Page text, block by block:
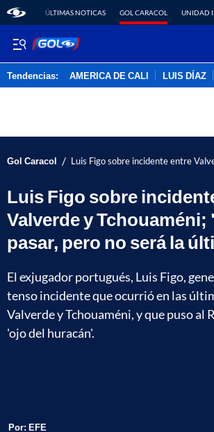
ÚLTIMAS NOTICAS GOL CARACOL UNIDAD
Tendencias: AMERICA DE CALI LUIS DÍAZ
Gol Caracol / Luis Figo sobre incidente entre
Luis Figo sobre
Valverde y Tchouaméni;
pasar, pero no será la
El exjugador portugués, Luis Figo,
tenso incidente que ocurrió en las
Valverde y Tchouaméni, y que puso al
'ojo del huracán'.
Por: EFE